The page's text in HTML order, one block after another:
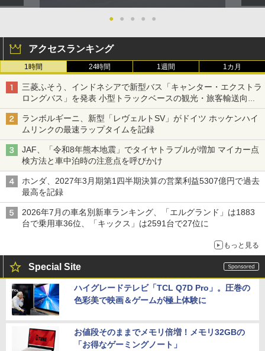
● ● ● ● ●
アクセスランキング
1時間 24時間 1週間 1カ月
三菱ふそう、インドネシアで新型バス「キャンター・エクストラ
ロングバス」を発表 小型トラックベースの観光・旅客輸送向け
バス
ランボルギーニ、新型「レヴェルトSV」がドイツ ホッケンハイ
ムリンクの最速ラップタイムを記録
JAF、「令和8年熊本地震」でタイヤトラブルが増加 マイカー点
検方法と車中泊時の注意点を呼びかけ
ホンダ、2027年3月期第1四半期決算の営業利益5307億円で過去
最高を記録
2026年7月の車名別新車ランキング、「エルグランド」は1883
台で乗用車36位、「キックス」は2591台で27位に
もっと見る
Special Site
ハイグレードテレビ「TCL Q7D Pro」。圧巻の
色彩美で映画＆ゲームが極上体験に
お値段そのままでメモリ倍増！メモリ32GBの
「お得なゲーミングノート」